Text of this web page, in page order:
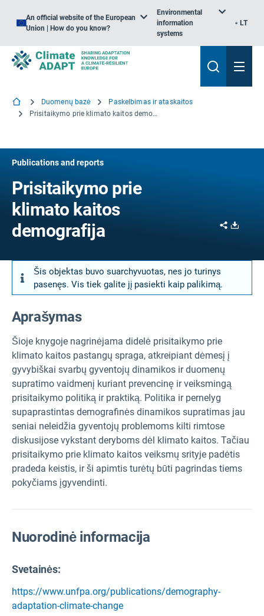
An official website of the European
Union | How do you know?
Environmental
information
systems
LT
Duomenų bazė
Paskelbimas ir ataskaitos
Prisitaikymo prie klimato kaitos demografija
Publications and reports
Prisitaikymo prie
klimato kaitos
demografija
Share
Šis objektas buvo suarchyvuotas, nes jo turinys
pasenęs. Vis tiek galite jį pasiekti kaip palikimą.
Aprašymas
Šioje knygoje nagrinėjama didelė prisitaikymo prie
klimato kaitos pastangų spraga, atkreipiant dėmesį į
gyvybiškai svarbų gyventojų dinamikos ir duomenų
supratimo vaidmenį kuriant prevencinę ir veiksmingą
prisitaikymo politiką ir praktiką. Politika ir pernelyg
supaprastintas demografinės dinamikos supratimas jau
seniai neleidžia gyventojų problemoms kilti rimtose
diskusijose vykstant deryboms dėl klimato kaitos. Tačiau
prisitaikymo prie klimato kaitos veiksmų srityje padėtis
pradeda keistis, ir ši apimtis turėtų būti pagrindas tiems
pokyčiams įgyvendinti.
Nuorodinė informacija
Svetainės:
https://www.unfpa.org/publications/demography-
adaptation-climate-change